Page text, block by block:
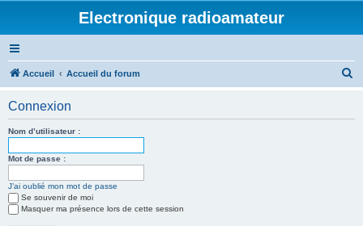
Electronique radioamateur
Accueil Accueil du forum
Connexion
Nom d’utilisateur :
Mot de passe :
J’ai oublié mon mot de passe
Se souvenir de moi
Masquer ma présence lors de cette session